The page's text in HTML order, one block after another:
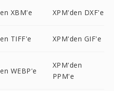
XBM'e XPM'den DXF'e
TIFF'e XPM'den GIF'e
WEBP'e
XPM'den
PPM'e